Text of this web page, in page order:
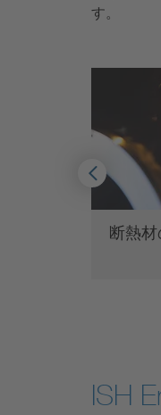
す。
断熱材
ISH